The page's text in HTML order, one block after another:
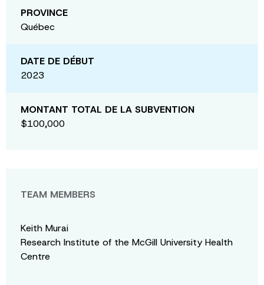
PROVINCE
Québec
DATE DE DÉBUT
2023
MONTANT TOTAL DE LA SUBVENTION
$100,000
TEAM MEMBERS
Keith Murai
Research Institute of the McGill University Health
Centre